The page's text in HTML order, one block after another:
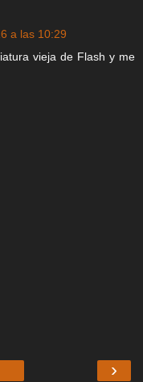
a las 10:29
vieja de Flash y me
›